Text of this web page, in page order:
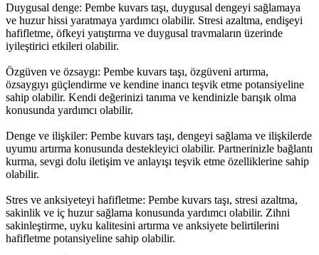
Duygusal denge: Pembe kuvars taşı, duygusal dengeyi sağlamaya
ve huzur hissi yaratmaya yardımcı olabilir. Stresi azaltma, endişeyi
hafifletme, öfkeyi yatıştırma ve duygusal travmaların üzerinde
iyileştirici etkileri olabilir.
Özgüven ve özsaygı: Pembe kuvars taşı, özgüveni artırma,
özsaygıyı güçlendirme ve kendine inancı teşvik etme potansiyeline
sahip olabilir. Kendi değerinizi tanıma ve kendinizle barışık olma
konusunda yardımcı olabilir.
Denge ve ilişkiler: Pembe kuvars taşı, dengeyi sağlama ve ilişkilerde
uyumu artırma konusunda destekleyici olabilir. Partnerinizle bağlantı
kurma, sevgi dolu iletişim ve anlayışı teşvik etme özelliklerine sahip
olabilir.
Stres ve anksiyeteyi hafifletme: Pembe kuvars taşı, stresi azaltma,
sakinlik ve iç huzur sağlama konusunda yardımcı olabilir. Zihni
sakinleştirme, uyku kalitesini artırma ve anksiyete belirtilerini
hafifletme potansiyeline sahip olabilir.